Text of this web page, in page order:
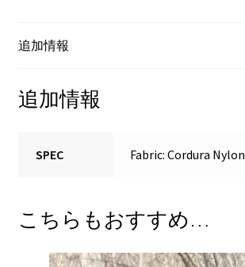
追加情報
追加情報
SPEC Fabric: Cordura Nylon
こちらもおすすめ…